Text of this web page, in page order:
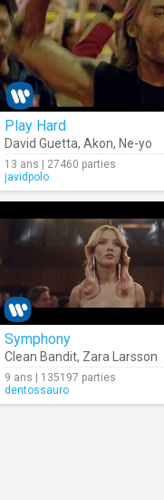
Play Hard
David Guetta, Akon, Ne-yo
13 ans | 27460 parties
javidpolo
Symphony
Clean Bandit, Zara Larsson
9 ans | 135197 parties
dentossauro